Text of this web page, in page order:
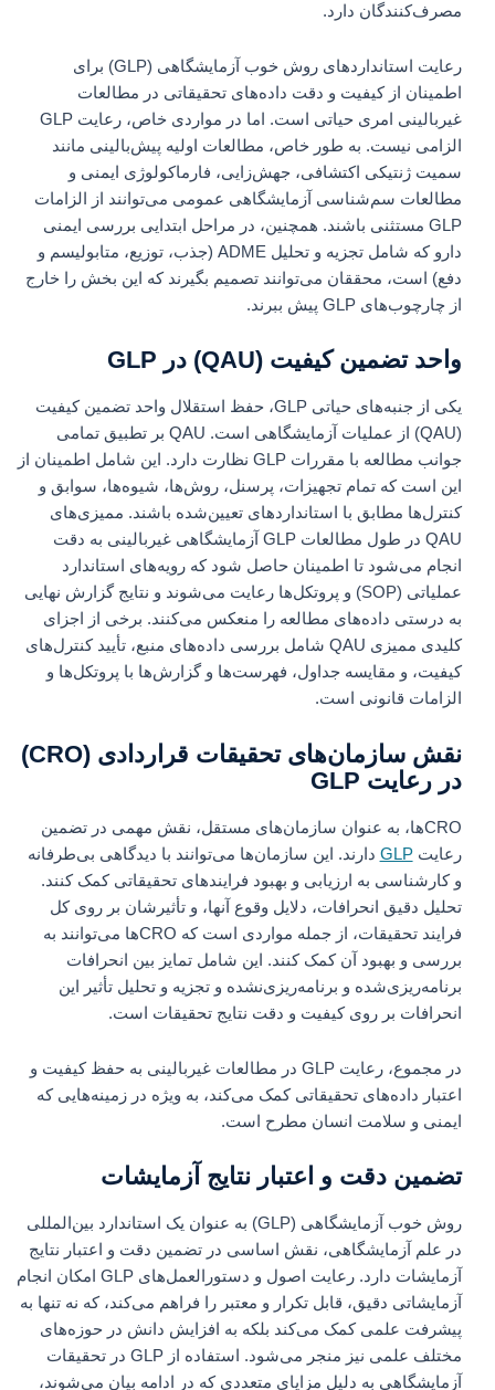
مصرف‌کنندگان دارد.
رعایت استانداردهای روش خوب آزمایشگاهی (GLP) برای
اطمینان از کیفیت و دقت داده‌های تحقیقاتی در مطالعات
غیربالینی امری حیاتی است. اما در مواردی خاص، رعایت GLP
الزامی نیست. به طور خاص، مطالعات اولیه پیش‌بالینی مانند
سمیت ژنتیکی اکتشافی، جهش‌زایی، فارماکولوژی ایمنی و
مطالعات سم‌شناسی آزمایشگاهی عمومی می‌توانند از الزامات
GLP مستثنی باشند. همچنین، در مراحل ابتدایی بررسی ایمنی
دارو که شامل تجزیه و تحلیل ADME (جذب، توزیع، متابولیسم و
دفع) است، محققان می‌توانند تصمیم بگیرند که این بخش را خارج
از چارچوب‌های GLP پیش ببرند.
واحد تضمین کیفیت (QAU) در GLP
یکی از جنبه‌های حیاتی GLP، حفظ استقلال واحد تضمین کیفیت
(QAU) از عملیات آزمایشگاهی است. QAU بر تطبیق تمامی
جوانب مطالعه با مقررات GLP نظارت دارد. این شامل اطمینان از
این است که تمام تجهیزات، پرسنل، روش‌ها، شیوه‌ها، سوابق و
کنترل‌ها مطابق با استانداردهای تعیین‌شده باشند. ممیزی‌های
QAU در طول مطالعات GLP آزمایشگاهی غیربالینی به دقت
انجام می‌شود تا اطمینان حاصل شود که رویه‌های استاندارد
عملیاتی (SOP) و پروتکل‌ها رعایت می‌شوند و نتایج گزارش نهایی
به درستی داده‌های مطالعه را منعکس می‌کنند. برخی از اجزای
کلیدی ممیزی QAU شامل بررسی داده‌های منبع، تأیید کنترل‌های
کیفیت، و مقایسه جداول، فهرست‌ها و گزارش‌ها با پروتکل‌ها و
الزامات قانونی است.
نقش سازمان‌های تحقیقات قراردادی (CRO)
در رعایت GLP
CROها، به عنوان سازمان‌های مستقل، نقش مهمی در تضمین
رعایتGLPدارند. این سازمان‌ها می‌توانند با دیدگاهی بی‌طرفانه
و کارشناسی به ارزیابی و بهبود فرایندهای تحقیقاتی کمک کنند.
تحلیل دقیق انحرافات، دلایل وقوع آنها، و تأثیرشان بر روی کل
فرایند تحقیقات، از جمله مواردی است که CROها می‌توانند به
بررسی و بهبود آن کمک کنند. این شامل تمایز بین انحرافات
برنامه‌ریزی‌شده و برنامه‌ریزی‌نشده و تجزیه و تحلیل تأثیر این
انحرافات بر روی کیفیت و دقت نتایج تحقیقات است.
در مجموع، رعایت GLP در مطالعات غیربالینی به حفظ کیفیت و
اعتبار داده‌های تحقیقاتی کمک می‌کند، به ویژه در زمینه‌هایی که
ایمنی و سلامت انسان مطرح است.
تضمین دقت و اعتبار نتایج آزمایشات
روش خوب آزمایشگاهی (GLP) به عنوان یک استاندارد بین‌المللی
در علم آزمایشگاهی، نقش اساسی در تضمین دقت و اعتبار نتایج
آزمایشات دارد. رعایت اصول و دستورالعمل‌های GLP امکان انجام
آزمایشاتی دقیق، قابل تکرار و معتبر را فراهم می‌کند، که نه تنها به
پیشرفت علمی کمک می‌کند بلکه به افزایش دانش در حوزه‌های
مختلف علمی نیز منجر می‌شود. استفاده از GLP در تحقیقات
آزمایشگاهی به دلیل مزایای متعددی که در ادامه بیان می‌شوند،